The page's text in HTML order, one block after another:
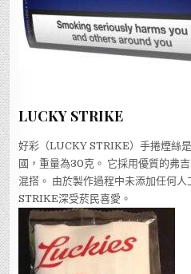
LUCKY STRIKE
好彩（LUCKY STRIKE）手捲煙絲
國，重量為30克。 它採用優質的弗
混搭。 由於製作過程中未添加任何
STRIKE深受菸民喜愛。